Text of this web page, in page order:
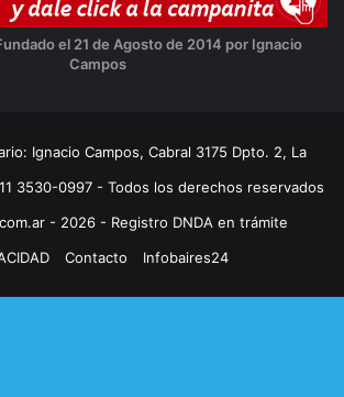
el 21 de Agosto de 2014 por Ignacio
Campos
Ignacio Campos, Cabral 3175 Dpto. 2, La
3530-0997 - Todos los derechos reservados
- 2026 - Registro DNDA en trámite
Contacto Infobaires24